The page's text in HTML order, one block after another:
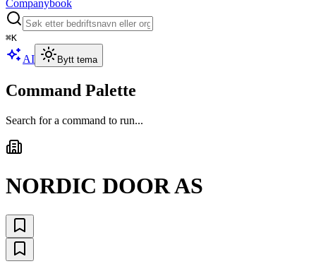
Companybook
⌘K
AI Bytt tema
Command Palette
Search for a command to run...
NORDIC DOOR AS